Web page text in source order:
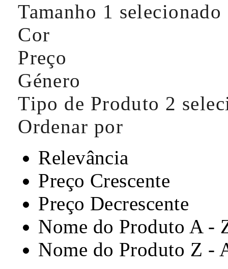
Tamanho 1 selecionado
Cor
Preço
Género
Tipo de Produto 2
Ordenar por
Relevância
Preço Crescente
Preço Decrescente
Nome do Produto A -
Nome do Produto Z -